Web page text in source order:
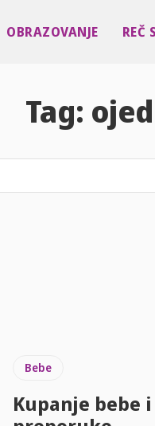
OBRAZOVANJE REČ
Tag:
Bebe
Kupanje bebe